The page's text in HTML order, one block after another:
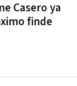
Casero ya
finde